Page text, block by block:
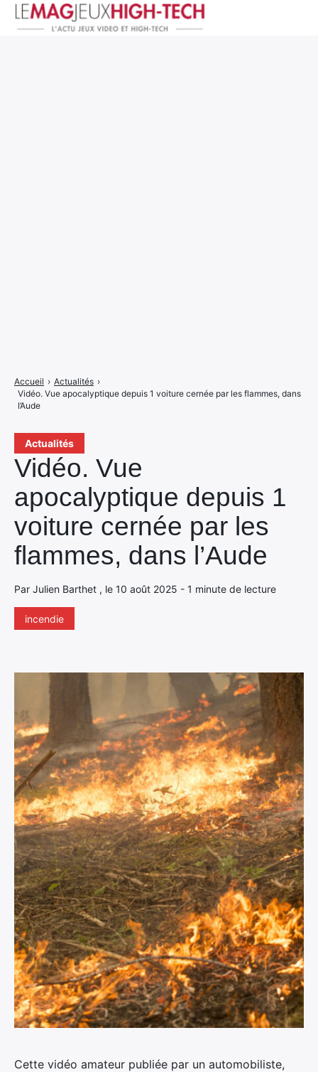
Actualités
Vidéo. Vue
apocalyptique depuis 1
voiture cernée par les
flammes, dans l’Aude
Par Julien Barthet , le 10 août 2025 - 1 minute de lecture
incendie
Accueil › Actualités ›
Vidéo. Vue apocalyptique depuis 1 voiture cernée par les flammes, dans
l’Aude
Cette vidéo amateur publiée par un automobiliste,